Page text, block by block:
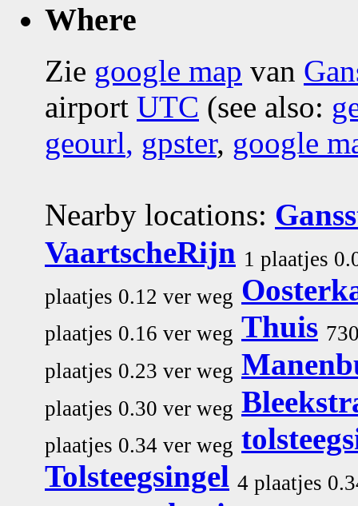
Where
Zie google map van
airport UTC (see also:
geourl, gpster, google
Nearby locations:
VaartscheRijn 1 plaatjes
plaatjes 0.12 ver weg
plaatjes 0.16 ver weg Thuis
plaatjes 0.23 ver weg
plaatjes 0.30 ver weg
plaatjes 0.34 ver weg
Tolsteegsingel 4 plaatjes